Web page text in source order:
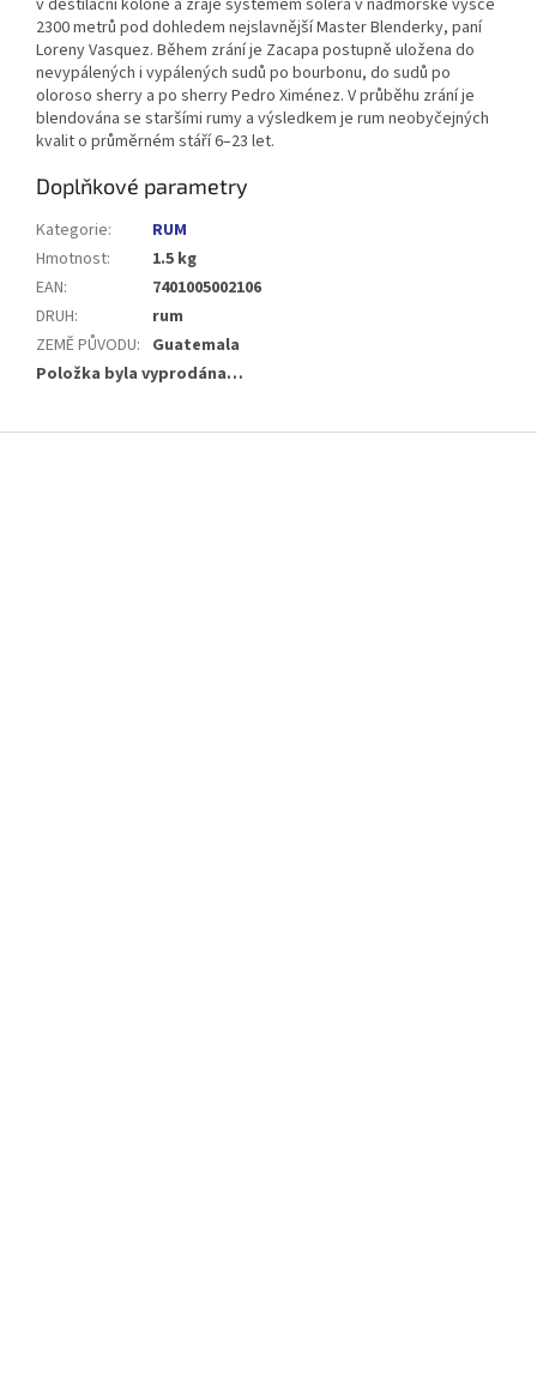
v destilační koloně a zraje systémem solera v nadmořské výšce
2300 metrů pod dohledem nejslavnější Master Blenderky, paní
Loreny Vasquez. Během zrání je Zacapa postupně uložena do
nevypálených i vypálených sudů po bourbonu, do sudů po
oloroso sherry a po sherry Pedro Ximénez. V průběhu zrání je
blendována se staršími rumy a výsledkem je rum neobyčejných
kvalit o průměrném stáří 6–23 let.
Doplňkové parametry
Kategorie:
RUM
Hmotnost:
1.5 kg
EAN:
7401005002106
DRUH:
rum
ZEMĚ PŮVODU: Guatemala
Položka byla vyprodána…